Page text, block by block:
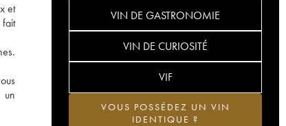
et
fait
un
VIN DE GASTRONOMIE
VIN DE CURIOSITÉ
VIF
VOUS POSSÉDEZ UN VIN
IDENTIQUE ?